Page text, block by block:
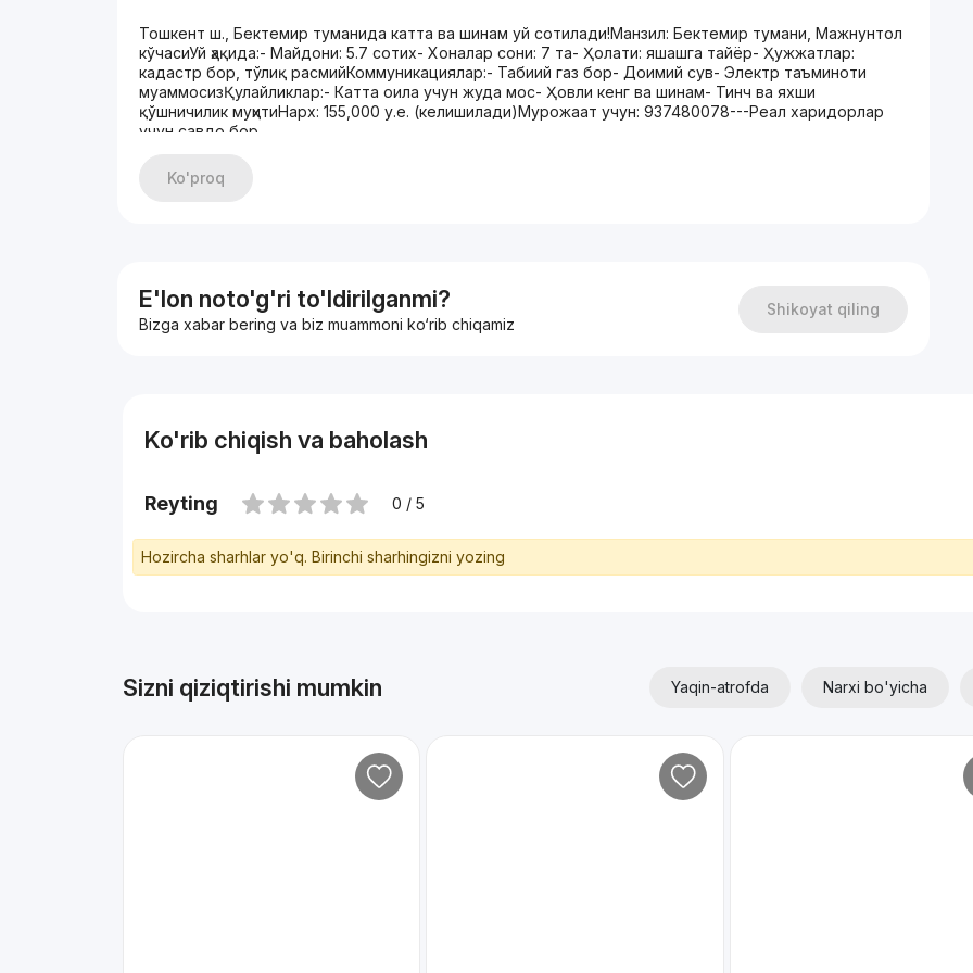
Тошкент ш., Бектемир туманида катта ва шинам уй сотилади!Манзил: Бектемир тумани, Мажнунтол
кўчасиУй ҳақида:- Майдони: 5.7 сотих- Хоналар сони: 7 та- Ҳолати: яшашга тайёр- Ҳужжатлар:
кадастр бор, тўлиқ расмийКоммуникациялар:- Табиий газ бор- Доимий сув- Электр таъминоти
муаммосизҚулайликлар:- Катта оила учун жуда мос- Ҳовли кенг ва шинам- Тинч ва яхши
қўшничилик муҳитиНарх: 155,000 у.е. (келишилади)Мурожаат учун: 937480078---Реал харидорлар
учун савдо бор
Ko'proq
E'lon noto'g'ri to'ldirilganmi?
Bizga xabar bering va biz muammoni ko‘rib chiqamiz
Shikoyat qiling
Ko'rib chiqish va baholash
Reyting 0 / 5
Hozircha sharhlar yo'q. Birinchi sharhingizni yozing
Sizni qiziqtirishi mumkin Yaqin-atrofda Narxi bo'yicha